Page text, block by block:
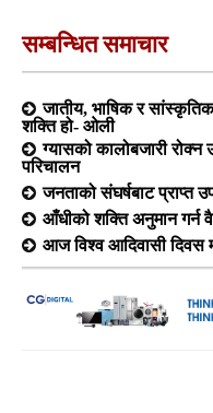
सम्बन्धित समाचार
जातीय, भाषिक र सांस्कृतिक
शक्ति हो- ओली
ग्यासको कालोबजारी रोक्न
परिचालन
जनताको संघर्षबाट प्राप्त
आँधीको शक्ति अनुमान गर्न
आज विश्व आदिवासी दिवस